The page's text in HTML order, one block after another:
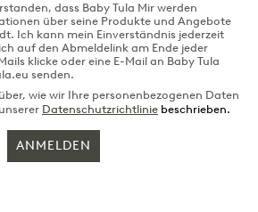
dass Baby Tula Mir werden
über seine Produkte und Angebote
Ich kann mein Einverständnis jederzeit
auf den Abmeldelink am Ende jeder
klicke oder eine E-Mail an Baby Tula
senden.
wie wir Ihre personenbezogenen Daten
Datenschutzrichtlinie beschrieben.
ANMELDEN